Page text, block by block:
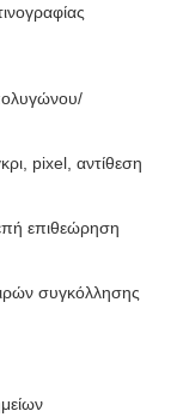
pixel, αντίθεση
επιθεώρηση
συγκόλλησης